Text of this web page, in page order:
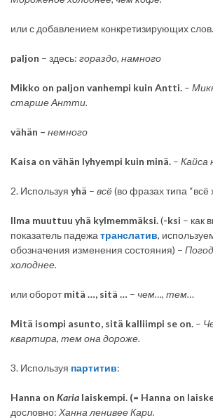
или с добавлением конкретизирующих слов.
paljon – здесь: гораздо, намного
Mikko on paljon vanhempi kuin Antti. –
старшеАнтти.
vähän – немного
Kaisa on vähän lyhyempi kuin minä. – Кайса
2. Используя yhä – всё(во фразах типа “всё
Ilma muuttuu yhä kylmemmäksi.(-ksi – как
показатель падежа транслатив,
обозначения изменения состояния) –
холоднее.
или оборотmitä …, sitä … – чем…, тем…
Mitä isompi asunto, sitä kalliimpi se on. –
квартира, тем она дороже.
3. Используя партитив:
Hanna on Karia laiskempi. (= Hanna on
дословно: Ханна ленивее Кари.